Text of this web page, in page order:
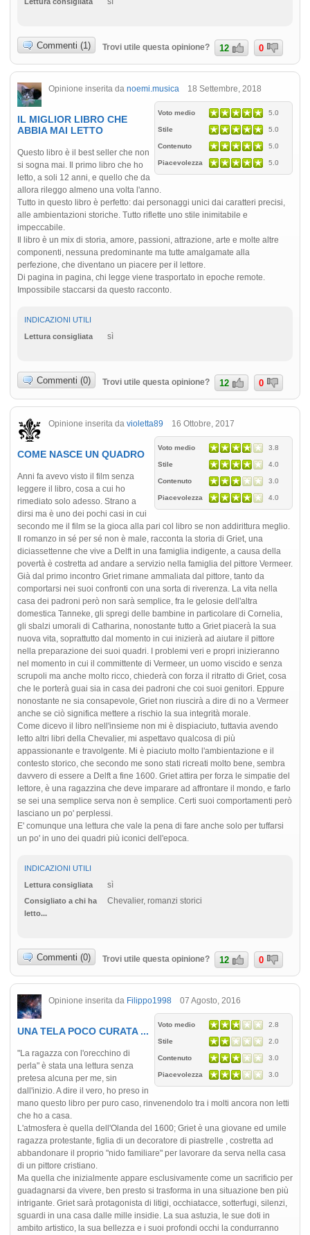
Commenti (1) Trovi utile questa opinione? 12 0
Opinione inserita da noemi.musica 18 Settembre, 2018
Voto medio 5.0
Stile 5.0
Contenuto 5.0
Piacevolezza 5.0
IL MIGLIOR LIBRO CHE
ABBIA MAI LETTO
Questo libro è il best seller che non
si sogna mai. Il primo libro che ho
letto, a soli 12 anni, e quello che da
allora rileggo almeno una volta l'anno.
Tutto in questo libro è perfetto: dai personaggi unici dai caratteri precisi,
alle ambientazioni storiche. Tutto riflette uno stile inimitabile e
impeccabile.
Il libro è un mix di storia, amore, passioni, attrazione, arte e molte altre
componenti, nessuna predominante ma tutte amalgamate alla
perfezione, che diventano un piacere per il lettore.
Di pagina in pagina, chi legge viene trasportato in epoche remote.
Impossibile staccarsi da questo racconto.
INDICAZIONI UTILI
Lettura consigliata
sì
Commenti (0) Trovi utile questa opinione? 12 0
Opinione inserita da violetta89 16 Ottobre, 2017
Voto medio 3.8
Stile 4.0
Contenuto 3.0
Piacevolezza 4.0
COME NASCE UN QUADRO
Anni fa avevo visto il film senza
leggere il libro, cosa a cui ho
rimediato solo adesso. Strano a
dirsi ma è uno dei pochi casi in cui
secondo me il film se la gioca alla pari col libro se non addirittura meglio.
Il romanzo in sé per sé non è male, racconta la storia di Griet, una
diciassettenne che vive a Delft in una famiglia indigente, a causa della
povertà è costretta ad andare a servizio nella famiglia del pittore Vermeer.
Già dal primo incontro Griet rimane ammaliata dal pittore, tanto da
comportarsi nei suoi confronti con una sorta di riverenza. La vita nella
casa dei padroni però non sarà semplice, fra le gelosie dell'altra
domestica Tanneke, gli spregi delle bambine in particolare di Cornelia,
gli sbalzi umorali di Catharina, nonostante tutto a Griet piacerà la sua
nuova vita, soprattutto dal momento in cui inizierà ad aiutare il pittore
nella preparazione dei suoi quadri. I problemi veri e propri inizieranno
nel momento in cui il committente di Vermeer, un uomo viscido e senza
scrupoli ma anche molto ricco, chiederà con forza il ritratto di Griet, cosa
che le porterà guai sia in casa dei padroni che coi suoi genitori. Eppure
nonostante ne sia consapevole, Griet non riuscirà a dire di no a Vermeer
anche se ciò significa mettere a rischio la sua integrità morale.
Come dicevo il libro nell'insieme non mi è dispiaciuto, tuttavia avendo
letto altri libri della Chevalier, mi aspettavo qualcosa di più
appassionante e travolgente. Mi è piaciuto molto l'ambientazione e il
contesto storico, che secondo me sono stati ricreati molto bene, sembra
davvero di essere a Delft a fine 1600. Griet attira per forza le simpatie del
lettore, è una ragazzina che deve imparare ad affrontare il mondo, e farlo
se sei una semplice serva non è semplice. Certi suoi comportamenti però
lasciano un po' perplessi.
E' comunque una lettura che vale la pena di fare anche solo per tuffarsi
un po' in uno dei quadri più iconici dell'epoca.
INDICAZIONI UTILI
Lettura consigliata
sì
Consigliato a chi ha
letto...
Chevalier, romanzi storici
Commenti (0) Trovi utile questa opinione? 12 0
Opinione inserita da Filippo1998 07 Agosto, 2016
Voto medio 2.8
Stile 2.0
Contenuto 3.0
Piacevolezza 3.0
UNA TELA POCO CURATA ...
"La ragazza con l'orecchino di
perla" è stata una lettura senza
pretesa alcuna per me, sin
dall'inizio. A dire il vero, ho preso in
mano questo libro per puro caso, rinvenendolo tra i molti ancora non letti
che ho a casa.
L'atmosfera è quella dell'Olanda del 1600; Griet è una giovane ed umile
ragazza protestante, figlia di un decoratore di piastrelle , costretta ad
abbandonare il proprio "nido familiare" per lavorare da serva nella casa
di un pittore cristiano.
Ma quella che inizialmente appare esclusivamente come un sacrificio per
guadagnarsi da vivere, ben presto si trasforma in una situazione ben più
intrigante. Griet sarà protagonista di litigi, occhiatacce, sotterfugi, silenzi,
sguardi in una casa dalle mille insidie. La sua astuzia, le sue doti in
ambito artistico, la sua bellezza e i suoi profondi occhi la condurranno